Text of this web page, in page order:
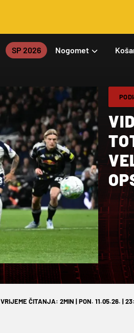
SP 2026 Nogomet
VRIJEME ČITANJA: 2MIN | PON. 11.05.26. |